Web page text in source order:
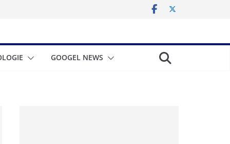
GOOGEL NEWS